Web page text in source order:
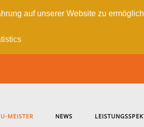
auf unserer Website zu
MEISTER NEWS